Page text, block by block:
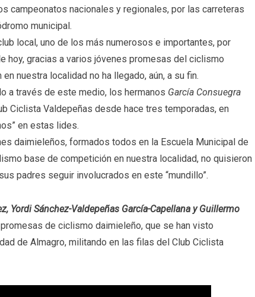
campeonatos nacionales y regionales, por las carreteras
municipal.
local, uno de los más numerosos e importantes, por
hoy, gracias a varios jóvenes promesas del ciclismo
nuestra localidad no ha llegado, aún, a su fin.
a través de este medio, los hermanos García Consuegra
Ciclista Valdepeñas desde hace tres temporadas, en
en estas lides.
daimieleños, formados todos en la Escuela Municipal de
base de competición en nuestra localidad, no quisieron
padres seguir involucrados en este “mundillo”.
Yordi Sánchez-Valdepeñas García-Capellana y Guillermo
de ciclismo daimieleño, que se han visto
de Almagro, militando en las filas del Club Ciclista